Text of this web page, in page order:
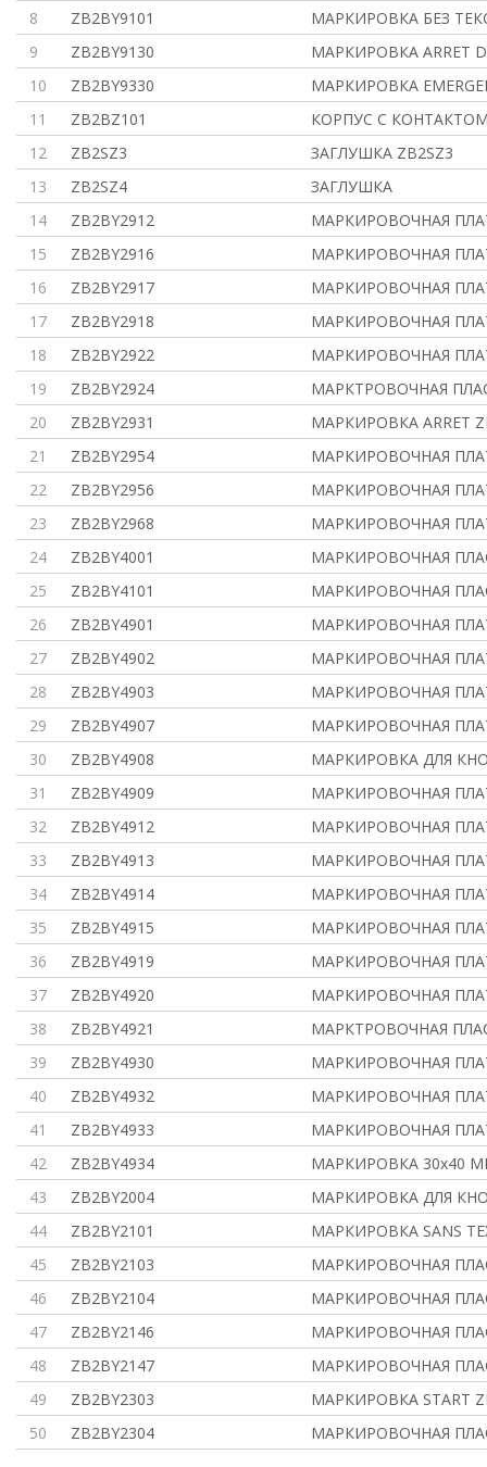
8
ZB2BY9101
МАРКИРОВКА БЕЗ
9
ZB2BY9130
МАРКИРОВКА ARRET
10
ZB2BY9330
МАРКИРОВКА
11
ZB2BZ101
КОРПУС С
12
ZB2SZ3
ЗАГЛУШКА ZB2SZ3
13
ZB2SZ4
ЗАГЛУШКА
14
ZB2BY2912
МАРКИРОВОЧНАЯ
15
ZB2BY2916
МАРКИРОВОЧНАЯ
16
ZB2BY2917
МАРКИРОВОЧНАЯ
17
ZB2BY2918
МАРКИРОВОЧНАЯ
18
ZB2BY2922
МАРКИРОВОЧНАЯ
19
ZB2BY2924
МАРКТРОВОЧНАЯ
20
ZB2BY2931
МАРКИРОВКА ARRET
21
ZB2BY2954
МАРКИРОВОЧНАЯ
22
ZB2BY2956
МАРКИРОВОЧНАЯ
23
ZB2BY2968
МАРКИРОВОЧНАЯ
24
ZB2BY4001
МАРКИРОВОЧНАЯ
25
ZB2BY4101
МАРКИРОВОЧНАЯ
26
ZB2BY4901
МАРКИРОВОЧНАЯ
27
ZB2BY4902
МАРКИРОВОЧНАЯ
28
ZB2BY4903
МАРКИРОВОЧНАЯ
29
ZB2BY4907
МАРКИРОВОЧНАЯ
30
ZB2BY4908
МАРКИРОВКА ДЛЯ
31
ZB2BY4909
МАРКИРОВОЧНАЯ
32
ZB2BY4912
МАРКИРОВОЧНАЯ
33
ZB2BY4913
МАРКИРОВОЧНАЯ
34
ZB2BY4914
МАРКИРОВОЧНАЯ
35
ZB2BY4915
МАРКИРОВОЧНАЯ
36
ZB2BY4919
МАРКИРОВОЧНАЯ
37
ZB2BY4920
МАРКИРОВОЧНАЯ
38
ZB2BY4921
МАРКТРОВОЧНАЯ
39
ZB2BY4930
МАРКИРОВОЧНАЯ
40
ZB2BY4932
МАРКИРОВОЧНАЯ
41
ZB2BY4933
МАРКИРОВОЧНАЯ
42
ZB2BY4934
МАРКИРОВКА 30х40
43
ZB2BY2004
МАРКИРОВКА ДЛЯ
44
ZB2BY2101
МАРКИРОВКА SANS
45
ZB2BY2103
МАРКИРОВОЧНАЯ
46
ZB2BY2104
МАРКИРОВОЧНАЯ
47
ZB2BY2146
МАРКИРОВОЧНАЯ
48
ZB2BY2147
МАРКИРОВОЧНАЯ
49
ZB2BY2303
МАРКИРОВКА START
50
ZB2BY2304 МАРКИРОВОЧНАЯ